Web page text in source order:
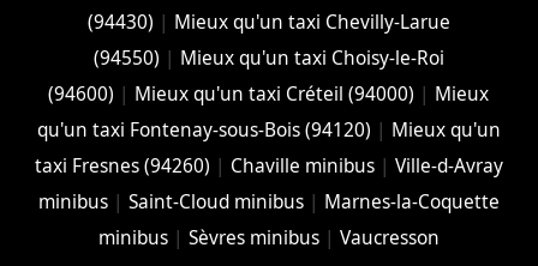
(94430) | Mieux qu'un taxi Chevilly-Larue
(94550) | Mieux qu'un taxi Choisy-le-Roi
(94600) | Mieux qu'un taxi Créteil (94000) | Mieux
qu'un taxi Fontenay-sous-Bois (94120) | Mieux qu'un
taxi Fresnes (94260) | Chaville minibus| Ville-d-Avray
minibus| Saint-Cloud minibus| Marnes-la-Coquette
minibus| Sèvres minibus| Vaucresson